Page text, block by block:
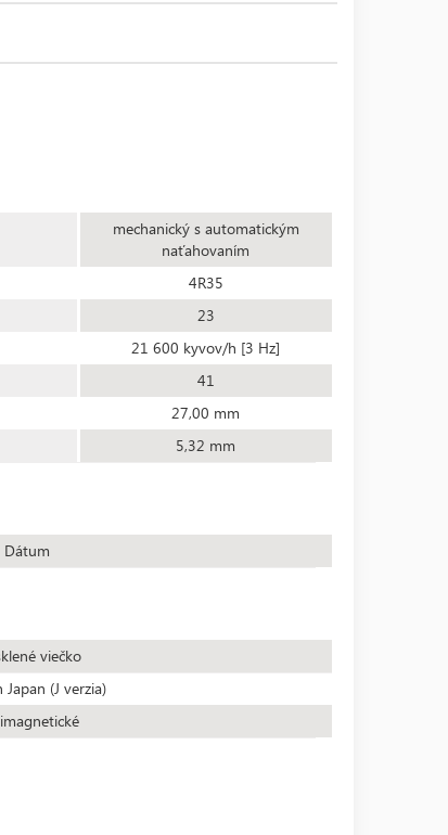
mechanický s automatickým
naťahovaním
4R35
23
21 600 kyvov/h [3 Hz]
41
27,00 mm
5,32 mm
Dátum
viečko
Japan (J verzia)